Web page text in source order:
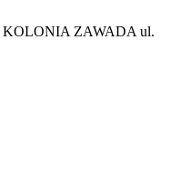
KOLONIA ZAWADA ul.